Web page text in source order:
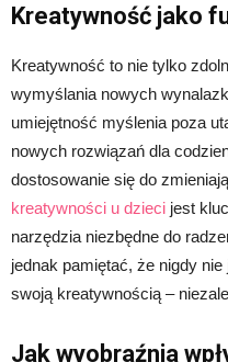
Kreatywność jako
Kreatywność to nie tylko
wymyślania nowych
umiejętność myślenia poza
nowych rozwiązań dla
dostosowanie się do
kreatywności u dzieci jest
narzędzia niezbędne do
jednak pamiętać, że nigdy
swoją kreatywnością –
Jak wyobraźnia